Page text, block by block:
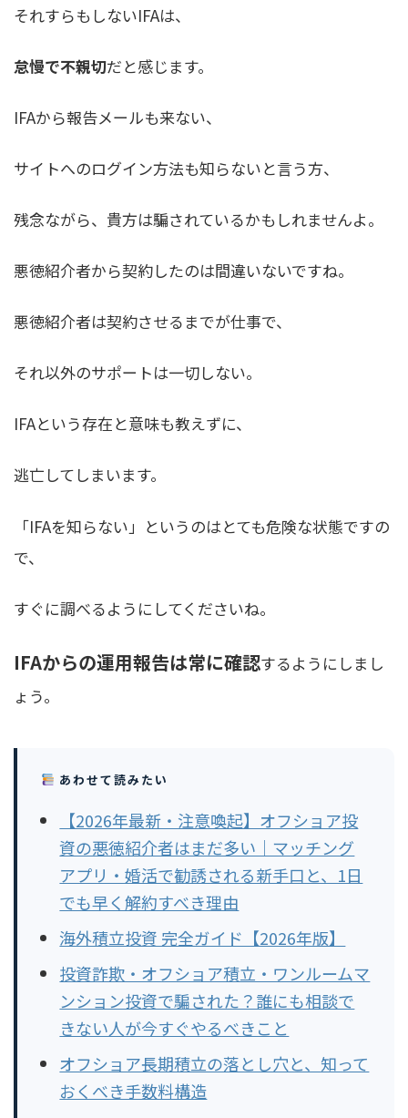
それすらもしないIFAは、
怠慢で不親切だと感じます。
IFAから報告メールも来ない、
サイトへのログイン方法も知らないと言う方、
残念ながら、貴方は騙されているかもしれませんよ。
悪徳紹介者から契約したのは間違いないですね。
悪徳紹介者は契約させるまでが仕事で、
それ以外のサポートは一切しない。
IFAという存在と意味も教えずに、
逃亡してしまいます。
「IFAを知らない」というのはとても危険な状態ですの
で、
すぐに調べるようにしてくださいね。
IFAからの運用報告は常に確認するようにしまし
ょう。
あわせて読みたい
【2026年最新・注意喚起】オフショア投
資の悪徳紹介者はまだ多い｜マッチング
アプリ・婚活で勧誘される新手口と、1日
でも早く解約すべき理由
海外積立投資 完全ガイド【2026年版】
投資詐欺・オフショア積立・ワンルームマ
ンション投資で騙された？誰にも相談で
きない人が今すぐやるべきこと
オフショア長期積立の落とし穴と、知って
おくべき手数料構造